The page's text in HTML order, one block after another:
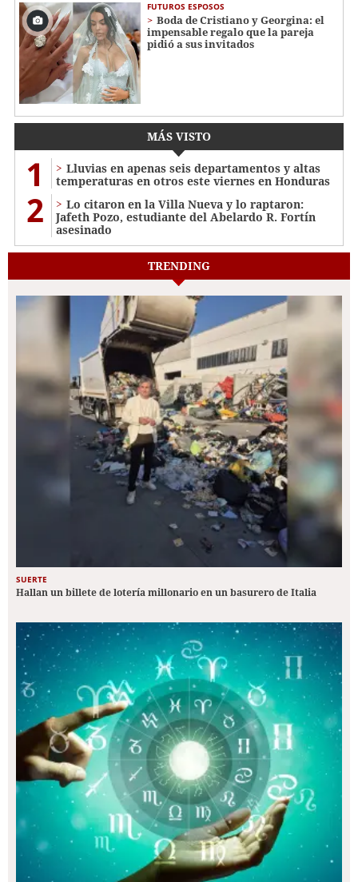
FUTUROS ESPOSOS
Boda de Cristiano y Georgina: el
impensable regalo que la pareja
pidió a sus invitados
MÁS VISTO
1
Lluvias en apenas seis departamentos y altas
temperaturas en otros este viernes en Honduras
2
Lo citaron en la Villa Nueva y lo raptaron:
Jafeth Pozo, estudiante del Abelardo R. Fortín
asesinado
TRENDING
SUERTE
Hallan un billete de lotería millonario en un basurero de Italia